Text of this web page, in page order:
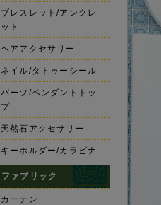
ブレスレット/アンクレ
ット
ヘアアクセサリー
ネイル/タトゥーシール
パーツ/ペンダントトッ
プ
天然石アクセサリー
キーホルダー/カラビナ
ファブリック
カーテン